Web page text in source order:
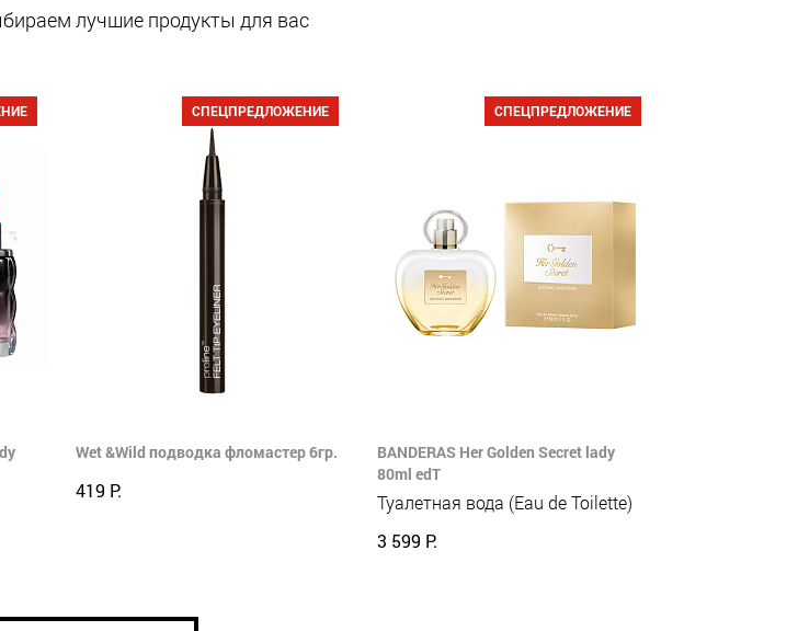
лучшие продукты для вас
СПЕЦПРЕДЛОЖЕНИЕ
Wet &Wild подводка фломастер 6гр.
419 Р.
СПЕЦПРЕДЛОЖЕНИЕ
BANDERAS Her Golden Secret lady
80ml edT
Туалетная вода (Eau de Toilette)
3 599 Р.